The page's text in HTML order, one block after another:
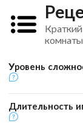
Уровень
Длительность